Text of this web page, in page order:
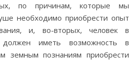
по причинам, которые мы
необходимо приобрести опыт
и, во-вторых, человек в
должен иметь возможность в
земным познаниям приобрести